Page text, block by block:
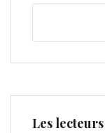
Les